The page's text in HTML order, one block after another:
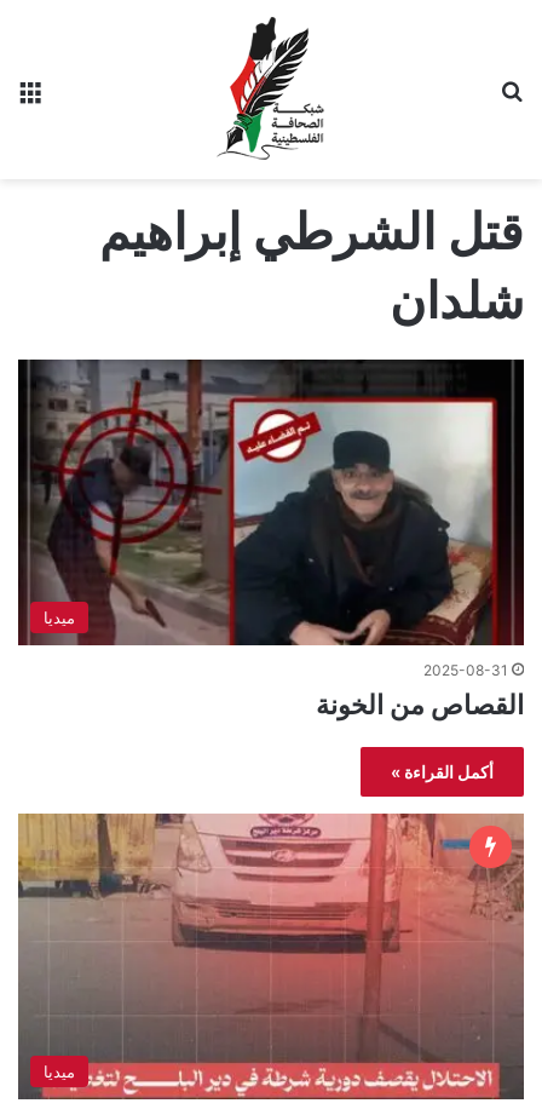
قتل الشرطي إبراهيم
شلدان
ميديا
2025-08-31
القصاص من الخونة
أكمل القراءة »
ميديا